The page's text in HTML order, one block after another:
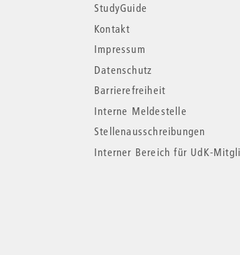
StudyGuide
Kontakt
Impressum
Datenschutz
Barrierefreiheit
Interne Meldestelle
Stellenausschreibungen
Interner Bereich für UdK-